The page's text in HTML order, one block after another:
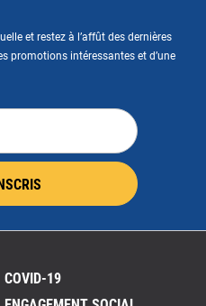
et restez à l’affût des dernières
promotions intéressantes et d’une
COVID-19